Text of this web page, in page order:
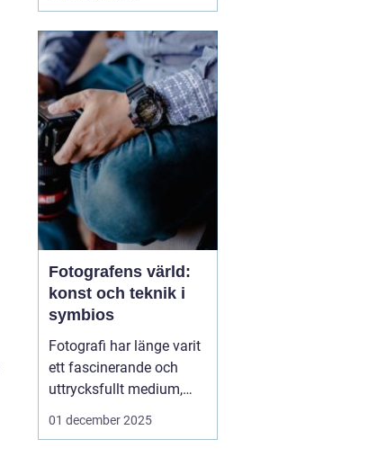
stannar i telefonen eller i
molnet? När man väljer
att framkalla bilder ...
Fotografens värld:
konst och teknik i
symbios
Fotografi har länge varit
ett fascinerande och
uttrycksfullt medium,
med förmågan att fånga
01 december 2025